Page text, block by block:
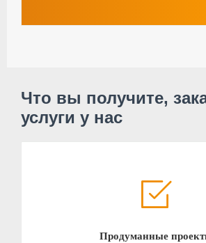
Что вы получите,
услуги у нас
Продуманные